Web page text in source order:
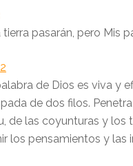
tierra pasarán, pero Mis
de Dios es viva y
de dos filos.
de las coyunturas y los
los pensamientos y las